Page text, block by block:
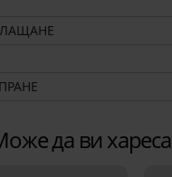
да ви хареса